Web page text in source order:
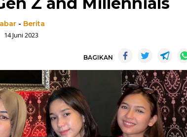
- Berita
14 Juni 2023
BAGIKAN